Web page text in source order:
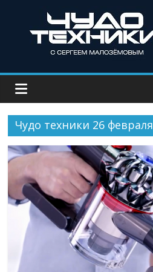
Чудо техники 26 февраля